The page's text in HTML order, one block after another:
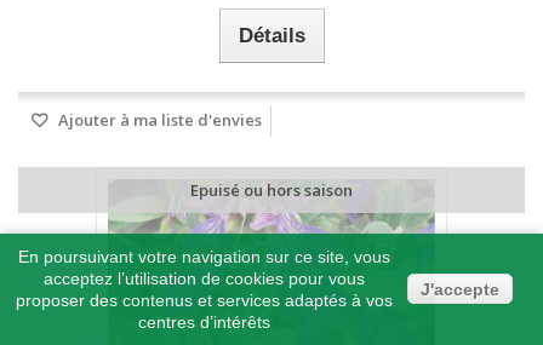
Détails
Ajouter à ma liste d'envies
Epuisé ou hors saison
En poursuivant votre navigation sur ce site, vous
acceptez l’utilisation de cookies pour vous
proposer des contenus et services adaptés à vos
centres d’intérêts
J'accepte